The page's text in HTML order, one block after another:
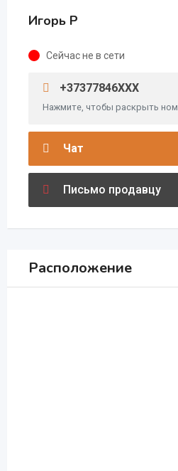
Игорь Р
Сейчас не в сети
+37377846XXX
Нажмите, чтобы раскрыть
Чат
Письмо продавцу
Расположение